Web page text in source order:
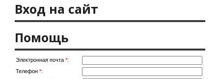
Вход на сайт
Помощь
Электронная почта *:
Телефон *: